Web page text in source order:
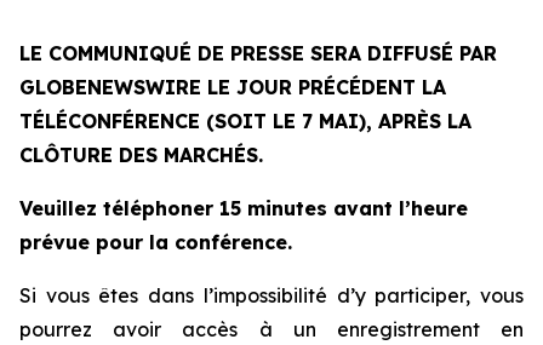
LE COMMUNIQUÉ DE PRESSE SERA DIFFUSÉ PAR
GLOBENEWSWIRE LE JOUR PRÉCÉDENT LA
TÉLÉCONFÉRENCE (SOIT LE 7 MAI), APRÈS LA
CLÔTURE DES MARCHÉS.
Veuillez téléphoner 15 minutes avant l’heure
prévue pour la conférence.
Si vous êtes dans l’impossibilité d’y participer, vous
pourrez avoir accès à un enregistrement en